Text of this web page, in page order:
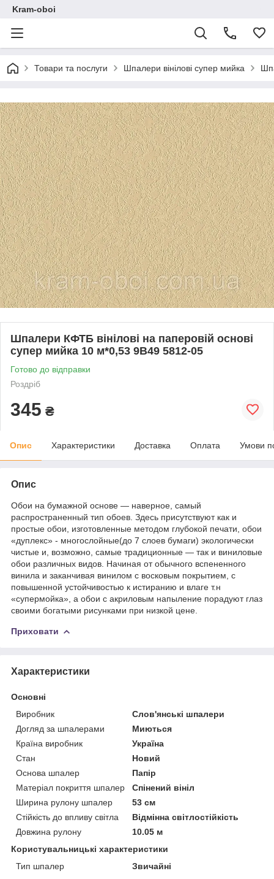
Kram-oboi
Товари та послуги Шпалери вінілові супер мийка
Шпалери КФТБ вінілові на паперовій основі
супер мийка 10 м*0,53 9В49 5812-05
Готово до відправки
Роздріб
345 ₴
Опис Характеристики Доставка Оплата Умови
Опис
Обои на бумажной основе — наверное, самый
распространенный тип обоев. Здесь присутствуют как и
простые обои, изготовленные методом глубокой печати, обои
«дуплекс» - многослойные(до 7 слоев бумаги) экологически
чистые и, возможно, самые традиционные — так и виниловые
обои различных видов. Начиная от обычного вспененного
винила и заканчивая винилом с восковым покрытием, с
повышенной устойчивостью к истиранию и влаге т.н
«супермойка», а обои с акриловым напыление порадуют глаз
своими богатыми рисунками при низкой цене.
Приховати
Характеристики
Основні
Виробник
Слов'янські шпалери
Догляд за шпалерами
Миються
Країна виробник
Україна
Стан
Новий
Основа шпалер
Папір
Матеріал покриття шпалер
Спінений вініл
Ширина рулону шпалер
53 см
Стійкість до впливу світла
Відмінна світлостійкість
Довжина рулону
10.05 м
Користувальницькі характеристики
Тип шпалер
Звичайні